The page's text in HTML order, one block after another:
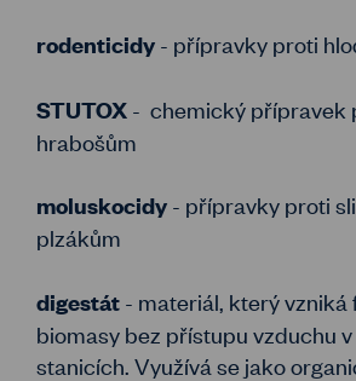
rodenticidy - přípravky proti
STUTOX - chemický přípravek
hrabošům
moluskocidy - přípravky proti
plzákům
digestát - materiál, který
biomasy bez přístupu vzduchu
stanicích. Využívá se jako